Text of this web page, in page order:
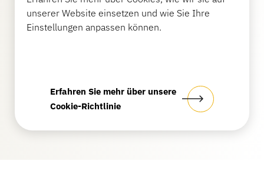
Bankwesen
unserer Website einsetzen und wie Sie Ihre
Einstellungen anpassen können.
Erfahren Sie mehr über unsere
Cookie-Richtlinie